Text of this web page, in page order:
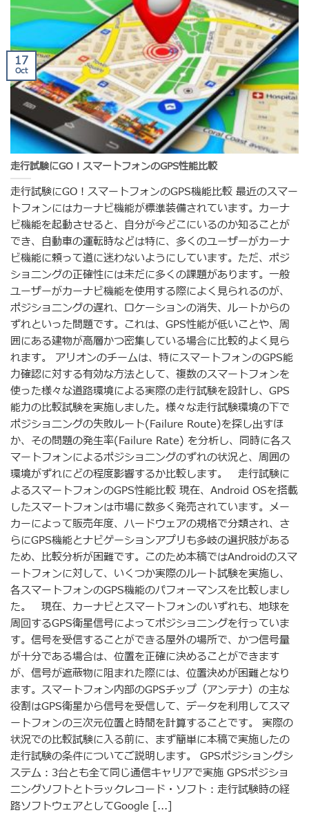
走行試験にGO！スマートフォンのGPS性能比較
走行試験にGO！スマートフォンのGPS機能比較 最近のスマー
トフォンにはカーナビ機能が標準装備されています。カーナ
ビ機能を起動させると、自分が今どこにいるのか知ることが
でき、自動車の運転時などは特に、多くのユーザーがカーナ
ビ機能に頼って道に迷わないようにしています。ただ、ポジ
ショニングの正確性には未だに多くの課題があります。一般
ユーザーがカーナビ機能を使用する際によく見られるのが、
ポジショニングの遅れ、ロケーションの消失、ルートからの
ずれといった問題です。これは、GPS性能が低いことや、周
囲にある建物が高層かつ密集している場合に比較的よく見ら
れます。 アリオンのチームは、特にスマートフォンのGPS能
力確認に対する有効な方法として、複数のスマートフォンを
使った様々な道路環境による実際の走行試験を設計し、GPS
能力の比較試験を実施しました。様々な走行試験環境の下で
ポジショニングの失敗ルート(Failure Route)を探し出すほ
か、その問題の発生率(Failure Rate) を分析し、同時に各ス
マートフォンによるポジショニングのずれの状況と、周囲の
環境がずれにどの程度影響するか比較します。 走行試験に
よるスマートフォンのGPS性能比較 現在、Android OSを搭載
したスマートフォンは市場に数多く発売されています。メー
カーによって販売年度、ハードウェアの規格で分類され、さ
らにGPS機能とナビゲーションアプリも多岐の選択肢がある
ため、比較分析が困難です。このため本稿ではAndroidのスマ
ートフォンに対して、いくつか実際のルート試験を実施し、
各スマートフォンのGPS機能のパフォーマンスを比較しまし
た。 現在、カーナビとスマートフォンのいずれも、地球を
周回するGPS衛星信号によってポジショニングを行っていま
す。信号を受信することができる屋外の場所で、かつ信号量
が十分である場合は、位置を正確に決めることができます
が、信号が遮蔽物に阻まれた際には、位置決めが困難となり
ます。スマートフォン内部のGPSチップ（アンテナ）の主な
役割はGPS衛星から信号を受信して、データを利用してスマ
ートフォンの三次元位置と時間を計算することです。 実際の
状況での比較試験に入る前に、まず簡単に本稿で実施したの
走行試験の条件についてご説明します。 GPSポジショングシ
ステム：3台とも全て同じ通信キャリアで実施 GPSポジショ
ニングソフトとトラックレコード・ソフト：走行試験時の経
路ソフトウェアとしてGoogle [...]
17
Oct